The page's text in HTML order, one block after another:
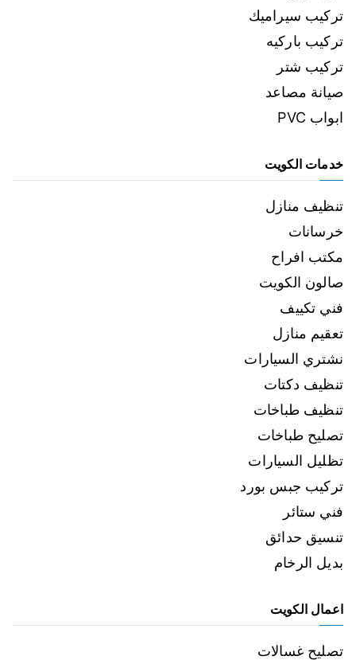
تركيب سيراميك
تركيب باركيه
تركيب شتر
صيانة مصاعد
ابواب PVC
خدمات الكويت
تنظيف منازل
خرسانات
مكتب افراح
صالون الكويت
فني تكييف
تعقيم منازل
نشتري السيارات
تنظيف دكتات
تنظيف طباخات
تصليح طباخات
تظليل السيارات
تركيب جبس بورد
فني ستائر
تنسيق حدائق
بديل الرخام
اعمال الكويت
تصليح غسالات